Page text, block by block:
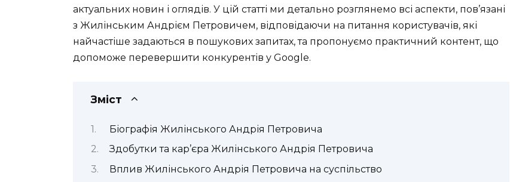
актуальних новин і оглядів. У цій статті ми детально розглянемо всі аспекти, пов’язані
з Жилінським Андрієм Петровичем, відповідаючи на питання користувачів, які
найчастіше задаються в пошукових запитах, та пропонуємо практичний контент, що
допоможе перевершити конкурентів у Google.
Зміст
Біографія Жилінського Андрія Петровича
Здобутки та кар’єра Жилінського Андрія Петровича
Вплив Жилінського Андрія Петровича на суспільство